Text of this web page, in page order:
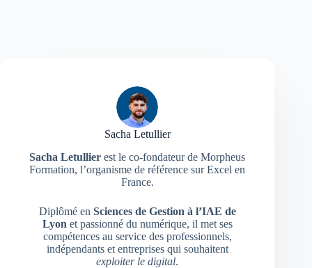
Sacha Letullier
Sacha Letullier est le co-fondateur de Morpheus
Formation, l’organisme de référence sur Excel en
France.
Diplômé en Sciences de Gestion à l’IAE de
Lyon et passionné du numérique, il met ses
compétences au service des professionnels,
indépendants et entreprises qui souhaitent
exploiter le digital.